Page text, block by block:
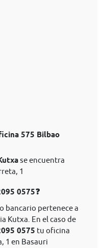
575 Bilbao
se encuentra
1
0575❓
bancario pertenece a
Kutxa. En el caso de
0575 tu oficina
1 en Basauri